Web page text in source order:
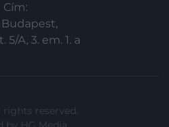
Cím:
Budapest,
5/A, 3. em. 1. a
rights reserved.